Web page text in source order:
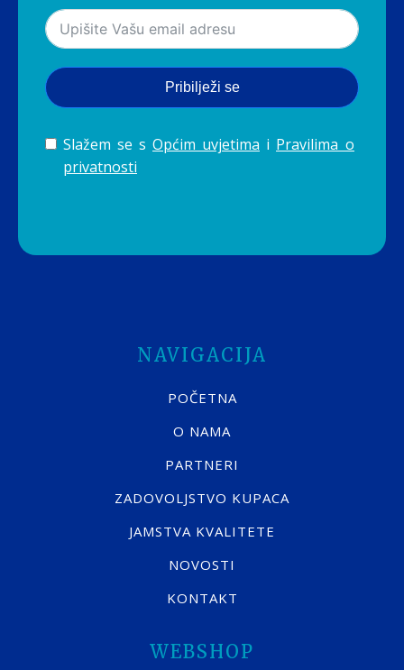
Pribilježi se
Slažem se s Općim uvjetima i Pravilima o
privatnosti
NAVIGACIJA
POČETNA
O NAMA
PARTNERI
ZADOVOLJSTVO KUPACA
JAMSTVA KVALITETE
NOVOSTI
KONTAKT
WEBSHOP